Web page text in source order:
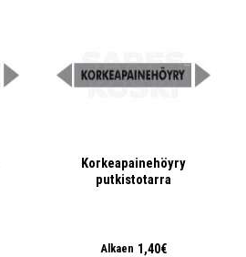
Korkeapainehöyry
putkistotarra
Alkaen 1,40€